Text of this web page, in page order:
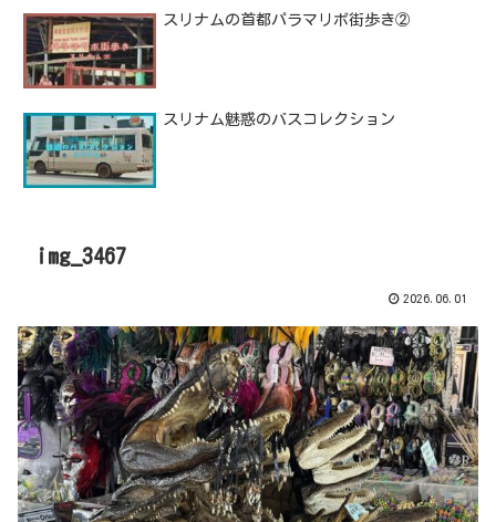
スリナムの首都パラマリボ街歩き②
スリナム魅惑のバスコレクション
img_3467
2026.06.01